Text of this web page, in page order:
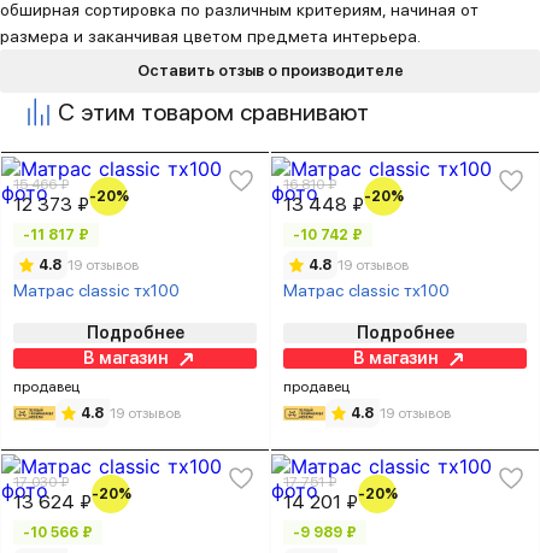
Оставить отзыв о производителе
обширная сортировка по различным критериям, начиная от
размера и заканчивая цветом предмета интерьера.
С этим товаром сравнивают
15 466 ₽
12 373 ₽-20%
-11 817 ₽
4.8 19 отзывов
Матрас classic тх100
Подробнее
В магазин
продавец
4.8 19 отзывов
16 810 ₽
13 448 ₽-20%
-10 742 ₽
4.8 19 отзывов
Матрас classic тх100
Подробнее
В магазин
продавец
4.8 19 отзывов
17 030 ₽
13 624 ₽-20%
-10 566 ₽
17 751 ₽
14 201 ₽-20%
-9 989 ₽